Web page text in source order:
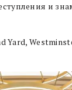
и
Yard,